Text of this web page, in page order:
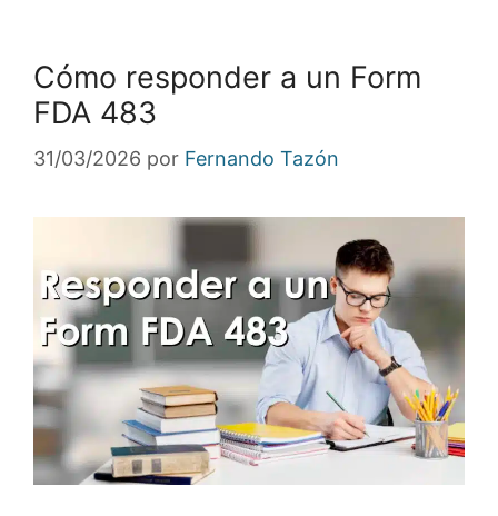
Cómo responder a un Form
FDA 483
31/03/2026 por Fernando Tazón